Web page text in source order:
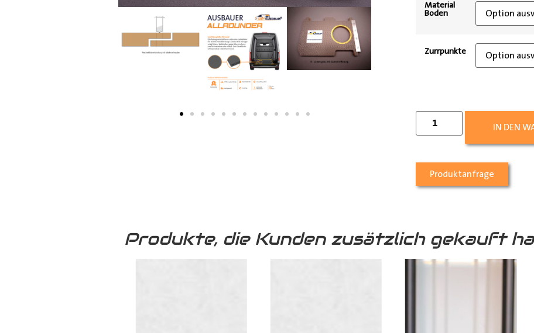
Material
Boden
Zurrpunkte
IN DEN
Produktanfrage
Produkte, die Kunden zusätzlich gekauft